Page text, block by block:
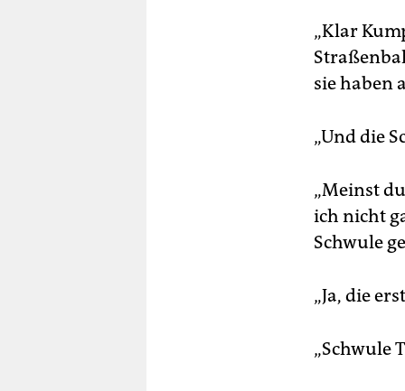
„Klar
sie haben
„Und die
„Meinst
ich nicht
Schwule
„Ja, die
„Schwule